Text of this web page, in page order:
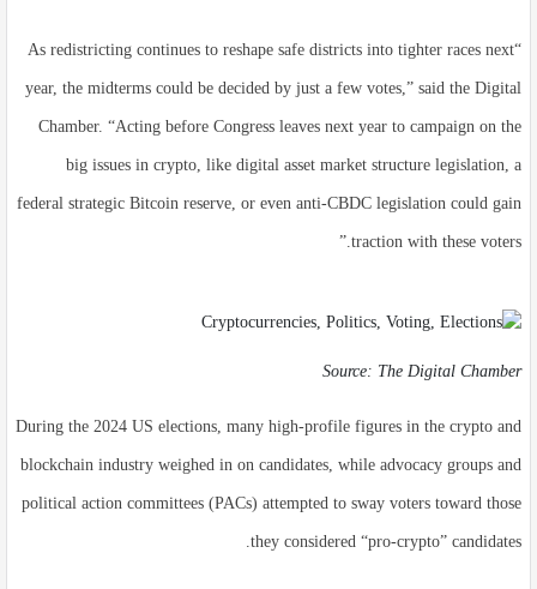
“As redistricting continues to reshape safe districts into tighter races next
year, the midterms could be decided by just a few votes,” said the Digital
Chamber. “Acting before Congress leaves next year to campaign on the
big issues in crypto, like digital asset market structure legislation, a
federal strategic Bitcoin reserve, or even anti-CBDC legislation could gain
traction with these voters.”
Source: The Digital Chamber
During the 2024 US elections, many high-profile figures in the crypto and
blockchain industry weighed in on candidates, while advocacy groups and
political action committees (PACs) attempted to sway voters toward those
they considered “pro-crypto” candidates.